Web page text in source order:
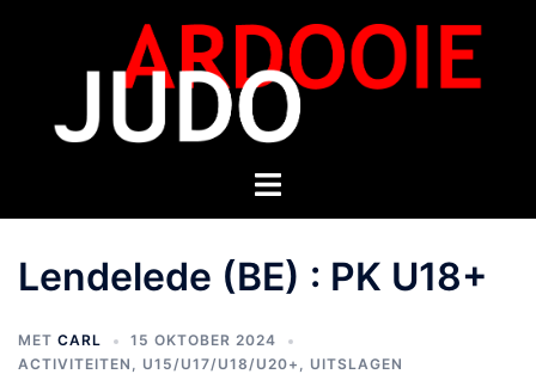
Lendelede (BE) : PK U18+
MET CARL
15 OKTOBER 2024
ACTIVITEITEN , U15/U17/U18/U20+ , UITSLAGEN